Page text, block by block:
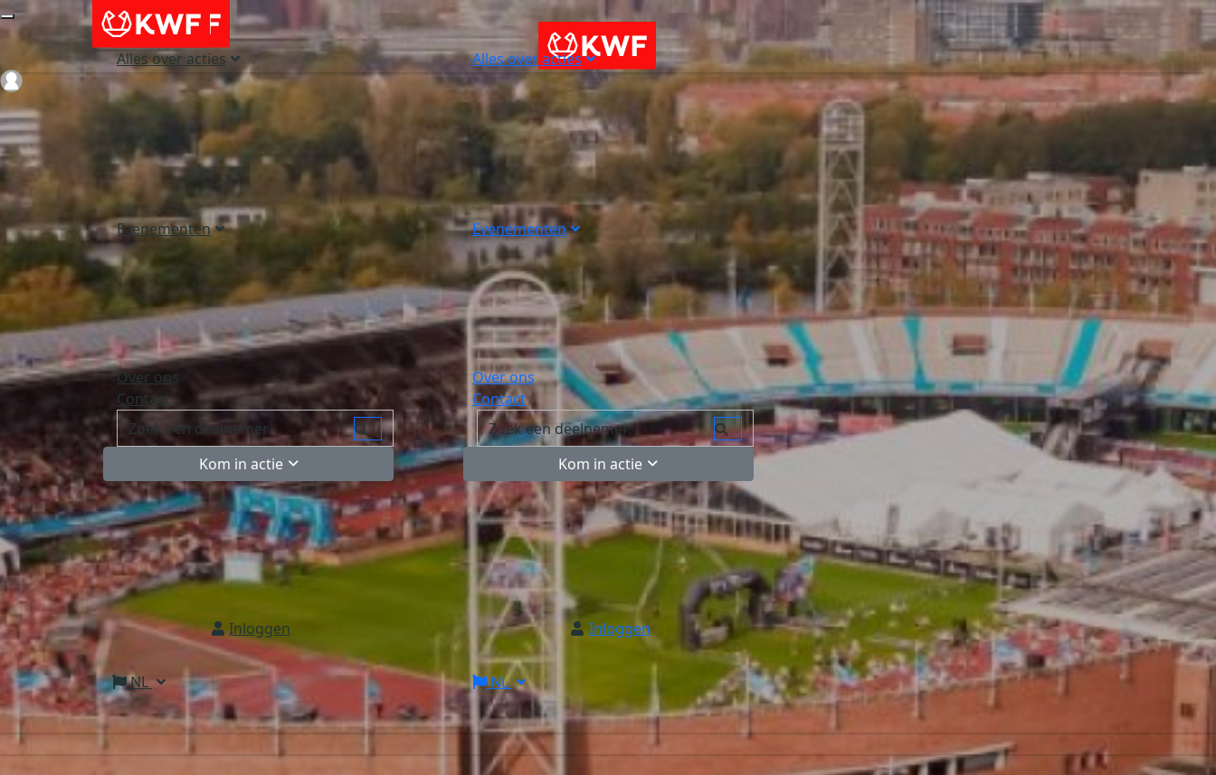
Alles over acties
Evenementen
Over ons
Contact
Kom in actie
Inloggen
NL
Alles over acties
Evenementen
Over ons
Contact
Kom in actie
Inloggen
NL
Login